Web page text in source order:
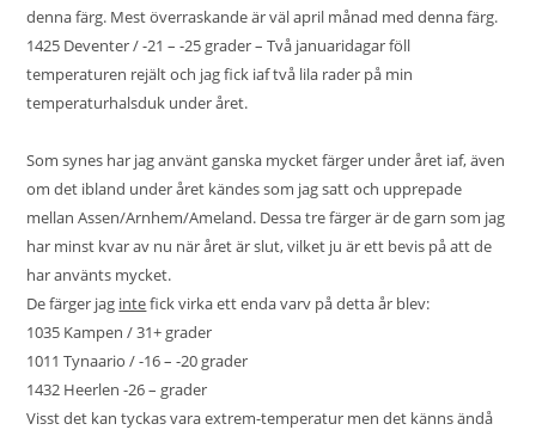
denna färg. Mest överraskande är väl april månad med denna färg.
1425 Deventer / -21 – -25 grader – Två januaridagar föll
temperaturen rejält och jag fick iaf två lila rader på min
temperaturhalsduk under året.
Som synes har jag använt ganska mycket färger under året iaf, även
om det ibland under året kändes som jag satt och upprepade
mellan Assen/Arnhem/Ameland. Dessa tre färger är de garn som jag
har minst kvar av nu när året är slut, vilket ju är ett bevis på att de
har använts mycket.
De färger jag intefick virka ett enda varv på detta år blev:
1035 Kampen / 31+ grader
1011 Tynaario / -16 – -20 grader
1432 Heerlen -26 – grader
Visst det kan tyckas vara extrem-temperatur men det känns ändå